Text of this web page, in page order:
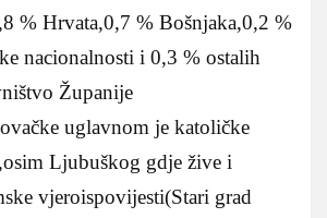
% Hrvata,0,7 % Bošnjaka,0,2 %
nacionalnosti i 0,3 % ostalih
Županije
uglavnom je katoličke
Ljubuškog gdje žive i
vjeroispovijesti(Stari grad